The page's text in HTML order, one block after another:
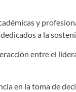
y
a la
entre el
en la toma de